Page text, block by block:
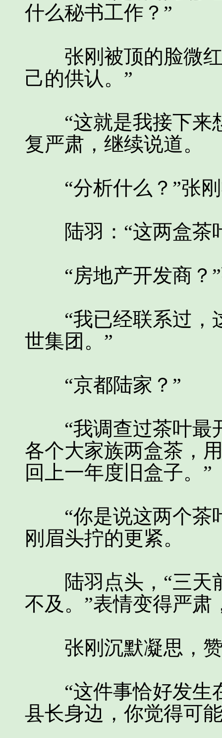
什么秘书工作？”
张刚被顶的脸微红
己的供认。”
“这就是我接下来
复严肃，继续说道。
“分析什么？”张刚
陆羽：“这两盒茶
“房地产开发商？”
“我已经联系过，
世集团。”
“京都陆家？”
“我调查过茶叶最
各个大家族两盒茶，
回上一年度旧盒子。”
“你是说这两个茶
刚眉头拧的更紧。
陆羽点头，“三天
不及。”表情变得严肃
张刚沉默凝思，赞
“这件事恰好发生
县长身边，你觉得可